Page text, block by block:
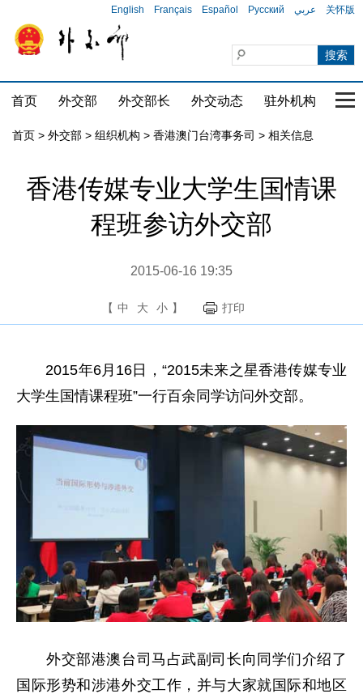
English Français Español Русский عربي 关怀版
首页 外交部 外交部长 外交动态 驻外机构 国
首页 > 外交部 > 组织机构 > 香港澳门台湾事务司 > 相关信息
香港传媒专业大学生国情课
程班参访外交部
2015-06-16 19:35
【 中 大 小 】 打印
2015年6月16日，“2015未来之星香港传媒专业
大学生国情课程班”一行百余同学访问外交部。
外交部港澳台司马占武副司长向同学们介绍了
国际形势和涉港外交工作，并与大家就国际和地区